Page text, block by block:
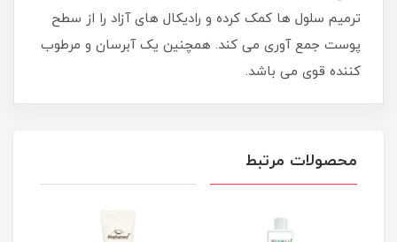
ترمیم سلول ها کمک کرده و رادیکال های آزاد را از سطح
پوست جمع آوری می کند. همچنین یک آبرسان و مرطوب
کننده قوی می باشد.
محصولات مرتبط